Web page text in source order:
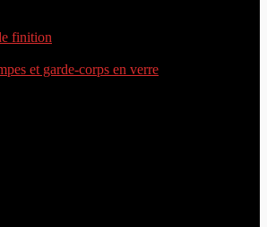
finition
et garde-corps en verre